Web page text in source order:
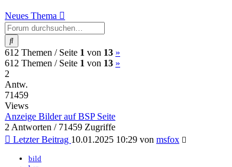
Neues Thema
Suche
612 Themen / Seite 1 von 13 (current)
»
612 Themen / Seite 1 von 13 (current)
»
2
Antw.
71459
Views
Anzeige Bilder auf BSP Seite
2 Antworten / 71459 Zugriffe
Letzter Beitrag 10.01.2025 10:29 von msfox
bild